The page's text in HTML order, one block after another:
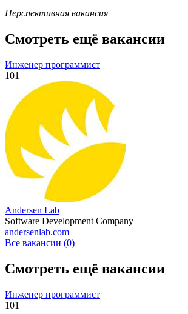
Перспективная вакансия
Смотреть ещё вакансии
Инженер программист
101
Andersen Lab
Software Development Company
andersenlab.com
Все вакансии (0)
Смотреть ещё вакансии
Инженер программист
101